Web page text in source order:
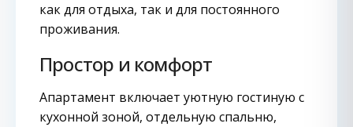
как для отдыха, так и для постоянного
проживания.
Простор и комфорт
Апартамент включает уютную гостиную с
кухонной зоной, отдельную спальню,